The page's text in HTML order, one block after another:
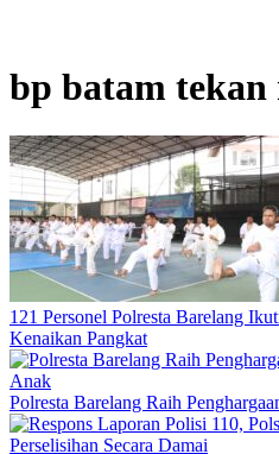
bp batam tekan
121 Personel Polresta Barelang
Kenaikan Pangkat
Polresta Barelang Raih